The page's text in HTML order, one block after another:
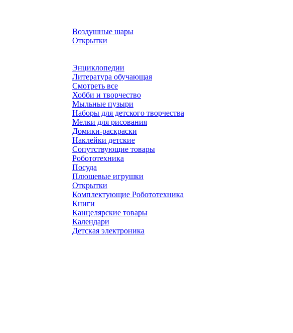
Воздушные шары
Открытки
Энциклопедии
Литература обучающая
Смотреть все
Хобби и творчество
Мыльные пузыри
Наборы для детского творчества
Мелки для рисования
Домики-раскраски
Наклейки детские
Сопутствующие товары
Робототехника
Посуда
Плюшевые игрушки
Открытки
Комплектующие Робототехника
Книги
Канцелярские товары
Календари
Детская электроника